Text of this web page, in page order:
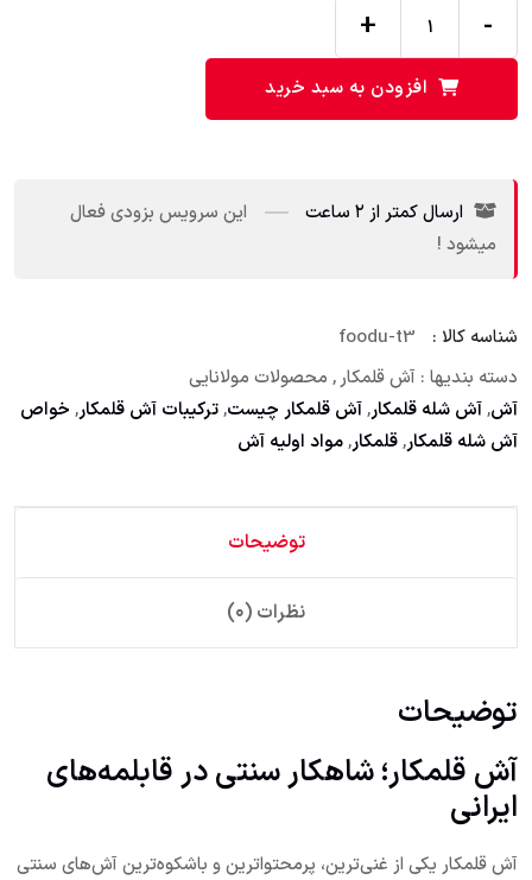
-
+
افزودن به سبد خرید
ارسال کمتر از ۲ ساعت
این سرویس بزودی فعال
میشود !
شناسه کالا :
دسته بندیها : آش قلمکار, محصولات مولانایی
آش,آش شله قلمکار,آش قلمکار چیست,ترکیبات آش قلمکار, خواص
آش شله قلمکار,قلمکار,مواد اولیه آش
توضیحات
نظرات (۰)
توضیحات
آش قلمکار؛ شاهکار سنتی در قابلمه‌های
ایرانی
آش قلمکار یکی از غنی‌ترین، پرمحتواترین و باشکوه‌ترین آش‌های سنتی